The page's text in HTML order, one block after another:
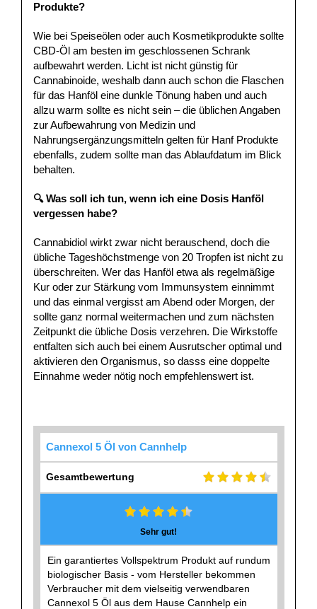
Produkte?
Wie bei Speiseölen oder auch Kosmetikprodukte sollte
CBD-Öl am besten im geschlossenen Schrank
aufbewahrt werden. Licht ist nicht günstig für
Cannabinoide, weshalb dann auch schon die Flaschen
für das Hanföl eine dunkle Tönung haben und auch
allzu warm sollte es nicht sein – die üblichen Angaben
zur Aufbewahrung von Medizin und
Nahrungsergänzungsmitteln gelten für Hanf Produkte
ebenfalls, zudem sollte man das Ablaufdatum im Blick
behalten.
🔍 Was soll ich tun, wenn ich eine Dosis Hanföl
vergessen habe?
Cannabidiol wirkt zwar nicht berauschend, doch die
übliche Tageshöchstmenge von 20 Tropfen ist nicht zu
überschreiten. Wer das Hanföl etwa als regelmäßige
Kur oder zur Stärkung vom Immunsystem einnimmt
und das einmal vergisst am Abend oder Morgen, der
sollte ganz normal weitermachen und zum nächsten
Zeitpunkt die übliche Dosis verzehren. Die Wirkstoffe
entfalten sich auch bei einem Ausrutscher optimal und
aktivieren den Organismus, so dasss eine doppelte
Einnahme weder nötig noch empfehlenswert ist.
Cannexol 5 Öl von Cannhelp
Gesamtbewertung
Sehr gut!
Ein garantiertes Vollspektrum Produkt auf rundum
biologischer Basis - vom Hersteller bekommen
Verbraucher mit dem vielseitig verwendbaren
Cannexol 5 Öl aus dem Hause Cannhelp ein